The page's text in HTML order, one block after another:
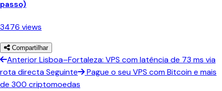
passo)
3476 views
Compartilhar
AnteriorLisboa–Fortaleza: VPS com latência de 73 ms via
rota directaSeguinte
Pague o seu VPS com Bitcoin e mais
de 300 criptomoedas